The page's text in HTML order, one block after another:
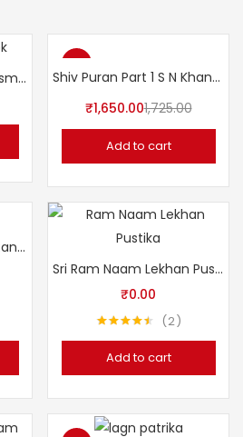
Sardatilakam of Sri Laksmana DesiKendra (Sanskrit Book)
-4%
Shiv Puran Part 1 S N Khandelwal
₹1,650.001,725.00
Add to cart
Rehal (Book Reading Stand)
Sri Ram Naam Lekhan Pustika (Free)
₹0.00
2
Add to cart